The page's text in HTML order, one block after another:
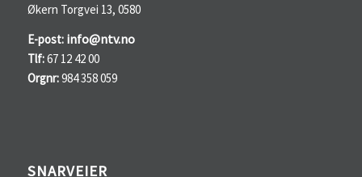
Økern Torgvei 13, 0580
E-post: info@ntv.no
Tlf:67 12 42 00
Orgnr:984 358 059
SNARVEIER